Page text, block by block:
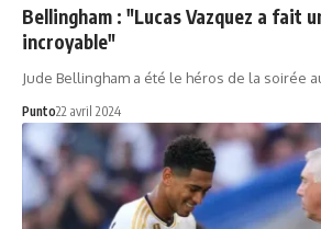
Bellingham : "Lucas Vazquez a fait
incroyable"
Jude Bellingham a été le héros de la soirée
Punto22 avril 2024